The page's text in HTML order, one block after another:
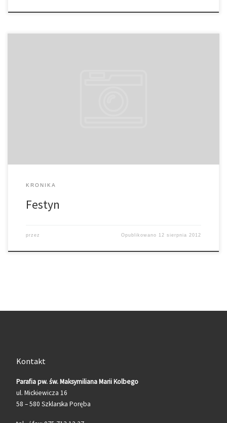
KRONIKA
Festyn
przez Opublikowano 12 sierpnia 2012
Kontakt
Parafia pw. św. Maksymiliana Marii Kolbego
ul. Mickiewicza 16
58 – 580 Szklarska Poręba